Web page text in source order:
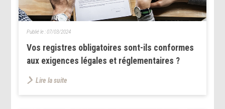
Vos registres obligatoires sont-ils conformes
aux exigences légales et réglementaires ?
Publié le :07/03/2024
Lire la suite